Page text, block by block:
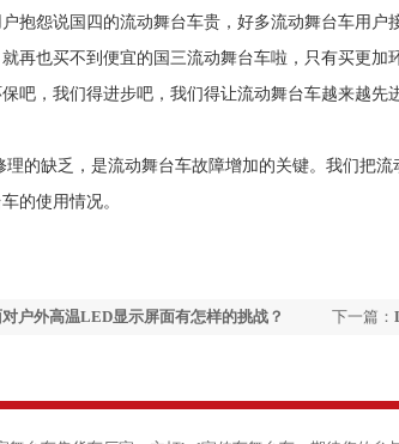
怨说国四的流动舞台车贵，好多流动舞台车用户
再也买不到便宜的国三流动舞台车啦，只有买更加
吧，我们得进步吧，我们得让流动舞台车越来越先
的缺乏，是流动舞台车故障增加的关键。我们把流
的使用情况。
下一篇：
户外高温LED显示屏面有怎样的挑战？